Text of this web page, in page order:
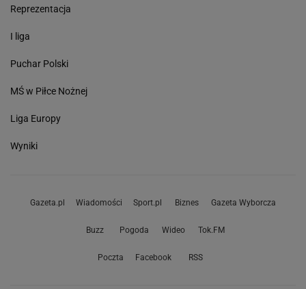
Reprezentacja
I liga
Puchar Polski
MŚ w Piłce Nożnej
Liga Europy
Wyniki
Gazeta.pl Wiadomości Sport.pl Biznes Gazeta Wyborcza
Buzz Pogoda Wideo Tok.FM
Poczta Facebook RSS